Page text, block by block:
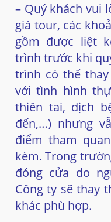
– Quý khách vui
giá tour, các
gồm được liệt
trình trước khi
trình có thể
với tình hình
thiên tai, dịch
đến,…) nhưng
điểm tham
kèm. Trong
đóng cửa do
Công ty sẽ thay
khác phù hợp.